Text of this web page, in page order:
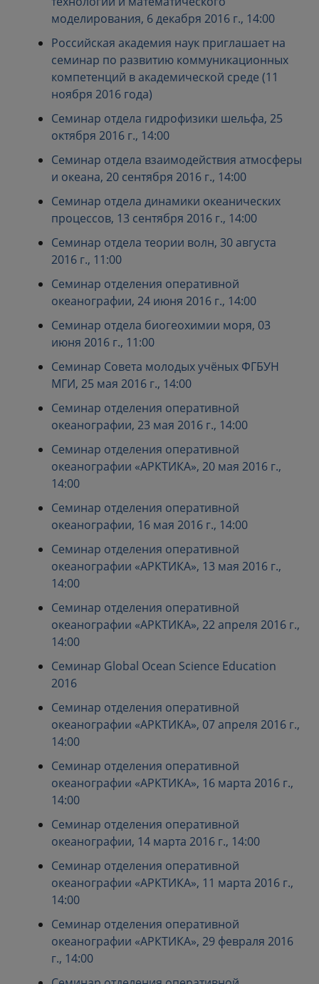
моделирования, 6 декабря 2016 г., 14:00
Российская академия наук приглашает на
семинар по развитию коммуникационных
компетенций в академической среде (11
ноября 2016 года)
Семинар отдела гидрофизики шельфа, 25
октября 2016 г., 14:00
Семинар отдела взаимодействия атмосферы
и океана, 20 сентября 2016 г., 14:00
Семинар отдела динамики океанических
процессов, 13 сентября 2016 г., 14:00
Семинар отдела теории волн, 30 августа
2016 г., 11:00
Семинар отделения оперативной
океанографии, 24 июня 2016 г., 14:00
Семинар отдела биогеохимии моря, 03
июня 2016 г., 11:00
Семинар Совета молодых учёных ФГБУН
МГИ, 25 мая 2016 г., 14:00
Семинар отделения оперативной
океанографии, 23 мая 2016 г., 14:00
Семинар отделения оперативной
океанографии «АРКТИКА», 20 мая 2016 г.,
14:00
Семинар отделения оперативной
океанографии, 16 мая 2016 г., 14:00
Семинар отделения оперативной
океанографии «АРКТИКА», 13 мая 2016 г.,
14:00
Семинар отделения оперативной
океанографии «АРКТИКА», 22 апреля 2016 г.,
14:00
Семинар Global Ocean Science Education
2016
Семинар отделения оперативной
океанографии «АРКТИКА», 07 апреля 2016 г.,
14:00
Семинар отделения оперативной
океанографии «АРКТИКА», 16 марта 2016 г.,
14:00
Семинар отделения оперативной
океанографии, 14 марта 2016 г., 14:00
Семинар отделения оперативной
океанографии «АРКТИКА», 11 марта 2016 г.,
14:00
Семинар отделения оперативной
океанографии «АРКТИКА», 29 февраля 2016
г., 14:00